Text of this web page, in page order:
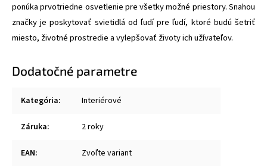
ponúka prvotriedne osvetlenie pre všetky možné priestory. Snahou
značky je poskytovať svietidlá od ľudí pre ľudí, ktoré budú šetriť
miesto, životné prostredie a vylepšovať životy ich užívateľov.
Dodatočné parametre
Kategória: Interiérové
Záruka: 2 roky
EAN: Zvoľte variant